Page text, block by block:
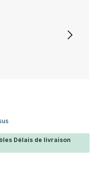
Délais de livraison